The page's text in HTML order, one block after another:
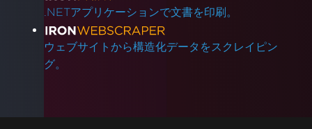
Azure関数をデプロイする際のAzureパイプライ
ンエラーを解決
WEBSITE_RUN_FROM_PACKAGEを使用し
.NETアプリケーションで文書を印刷。
ウェブサイトから構造化データをスクレイピン
グ。